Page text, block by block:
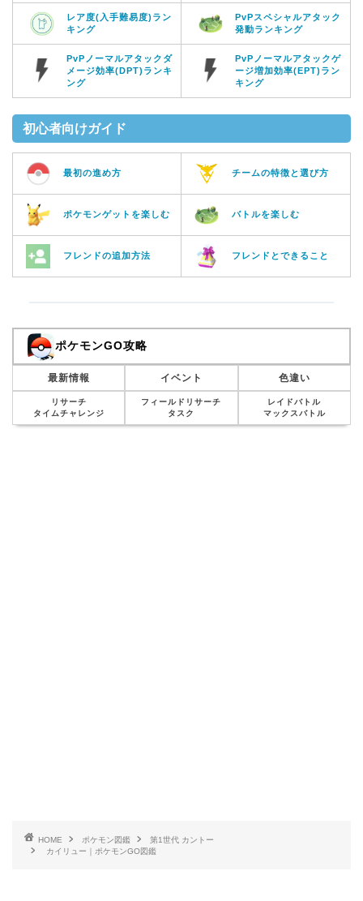
レア度(入手難易度)ラン
キング
PvPスペシャルアタック
発動ランキング
PvPノーマルアタックダ
メージ効率(DPT)ランキ
ング
PvPノーマルアタックゲ
ージ増加効率(EPT)ラン
キング
初心者向けガイド
最初の進め方 チームの特徴と選び方
ポケモンゲットを楽しむ バトルを楽しむ
フレンドの追加方法 フレンドとできること
ポケモンGO攻略
最新情報 イベント 色違い
リサーチ
タイムチャレンジ
フィールドリサーチ
タスク
レイドバトル
マックスバトル
HOME ポケモン図鑑
第1世代 カントー
カイリュー｜ポケモンGO図鑑